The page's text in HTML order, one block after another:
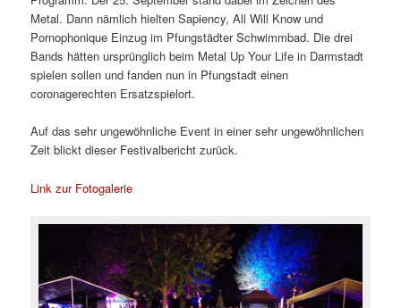
Metal. Dann nämlich hielten Sapiency, All Will Know und
Pornophonique Einzug im Pfungstädter Schwimmbad. Die drei
Bands hätten ursprünglich beim Metal Up Your Life in Darmstadt
spielen sollen und fanden nun in Pfungstadt einen
coronagerechten Ersatzspielort.
Auf das sehr ungewöhnliche Event in einer sehr ungewöhnlichen
Zeit blickt dieser Festivalbericht zurück.
Link zur Fotogalerie